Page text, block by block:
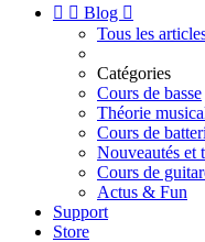
  Blog 
Tous les
Catégories
Cours de basse
Théorie
Cours de
Nouveautés et
Cours de
Actus & Fun
Support
Store